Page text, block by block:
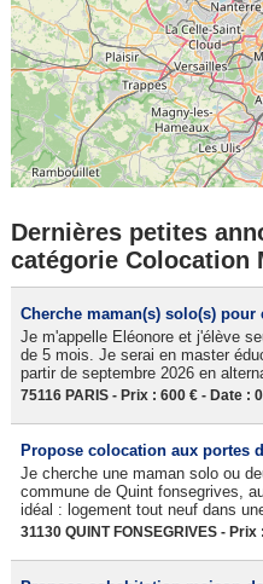
Dernières petites
catégorie Colocation
Cherche maman(s) solo(s)
Je m'appelle Eléonore et j'élève
de 5 mois. Je serai en master
partir de septembre 2026 en
75116 PARIS - Prix : 600 € - Date :
Propose colocation aux portes
Je cherche une maman solo ou
commune de Quint fonsegrives,
idéal : logement tout neuf dans
31130 QUINT FONSEGRIVES -